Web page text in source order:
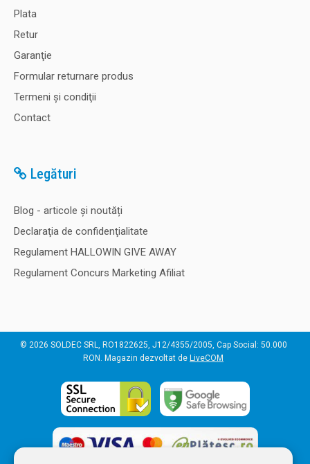
Plata
Retur
Garanţie
Formular returnare produs
Termeni şi condiţii
Contact
Legături
Blog - articole și noutăți
Declaraţia de confidenţialitate
Regulament HALLOWIN GIVE AWAY
Regulament Concurs Marketing Afiliat
© 2026 SOLDEC SRL, RO1822625, J12/4355/2005, Cap Social: 50.000
RON. Magazin dezvoltat de LiveCOM